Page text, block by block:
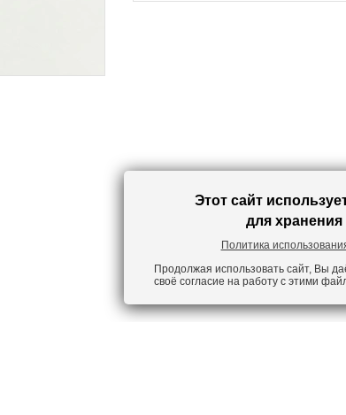
Этот сайт
для
Политика
Продолжая использовать сайт, Вы
своё согласие на работу с этими